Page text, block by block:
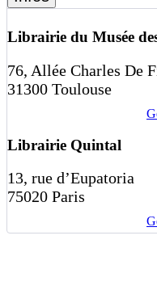
Librairie du Musée
76, Allée Charles De
31300 Toulouse
Librairie Quintal
13, rue d’Eupatoria
75020 Paris